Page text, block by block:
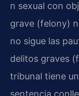
n sexual con
grave (felony)
no sigue las
delitos graves
tribunal tiene
sentencia